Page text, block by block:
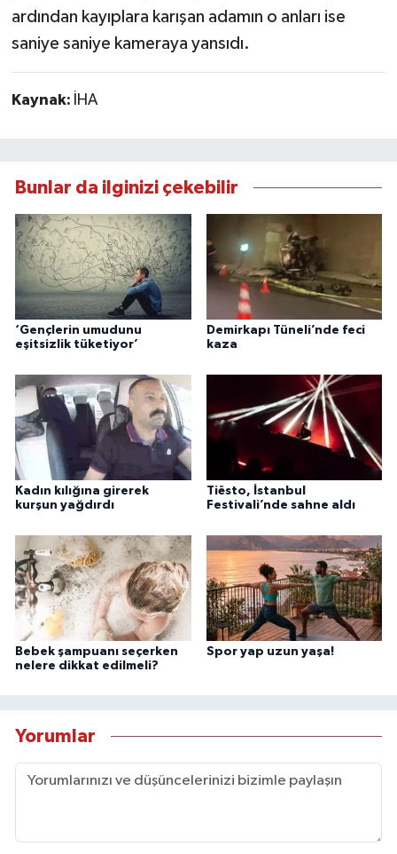
ardından kayıplara karışan adamın o anları ise
saniye saniye kameraya yansıdı.
Kaynak: İHA
Bunlar da ilginizi çekebilir
‘Gençlerin umudunu
eşitsizlik tüketiyor’
Demirkapı Tüneli’nde feci
kaza
Kadın kılığına girerek
kurşun yağdırdı
Tiësto, İstanbul
Festivali’nde sahne aldı
Bebek şampuanı seçerken
nelere dikkat edilmeli?
Spor yap uzun yaşa!
Yorumlar